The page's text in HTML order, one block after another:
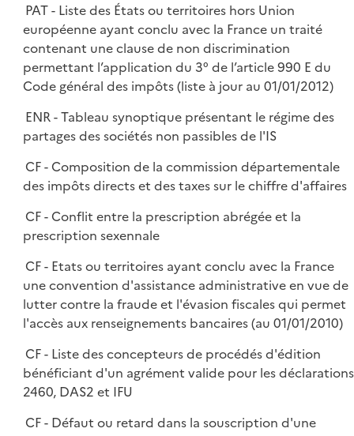
PAT - Liste des États ou territoires hors Union
européenne ayant conclu avec la France un traité
contenant une clause de non discrimination
permettant l’application du 3° de l’article 990 E du
Code général des impôts (liste à jour au 01/01/2012)
ENR - Tableau synoptique présentant le régime des
partages des sociétés non passibles de l'IS
CF - Composition de la commission départementale
des impôts directs et des taxes sur le chiffre d'affaires
CF - Conflit entre la prescription abrégée et la
prescription sexennale
CF - Etats ou territoires ayant conclu avec la France
une convention d'assistance administrative en vue de
lutter contre la fraude et l'évasion fiscales qui permet
l'accès aux renseignements bancaires (au 01/01/2010)
CF - Liste des concepteurs de procédés d'édition
bénéficiant d'un agrément valide pour les déclarations
2460, DAS2 et IFU
CF - Défaut ou retard dans la souscription d'une